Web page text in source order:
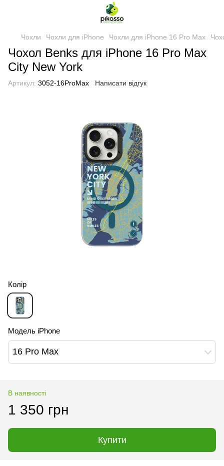
Чохли Чохли для iPhone Чохли для iPhone 16 Pro Max
Чохол Benks для iPhone 16 Pro Max
City New York
Артикул: 3052-16ProMax Написати відгук
Колір
Модель iPhone
16 Pro Max
В наявності
1 350 грн
Купити